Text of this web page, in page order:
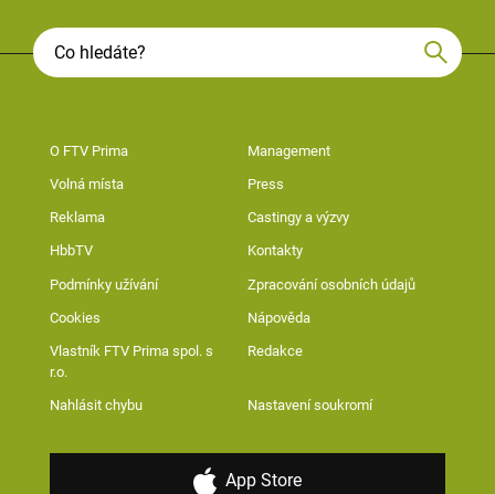
O FTV Prima Management
Volná místa Press
Reklama Castingy a výzvy
HbbTV Kontakty
Podmínky užívání Zpracování osobních údajů
Cookies Nápověda
Vlastník FTV Prima spol. s
r.o.
Redakce
Nahlásit chybu Nastavení soukromí
App Store